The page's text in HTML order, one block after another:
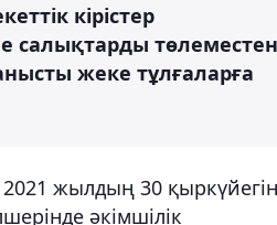
кірістер
салықтарды төлеместен
жеке тұлғаларға
2021 жылдың 30
әкімшілік